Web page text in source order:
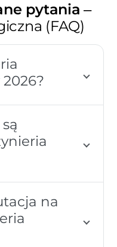
pytania –
(FAQ)
na